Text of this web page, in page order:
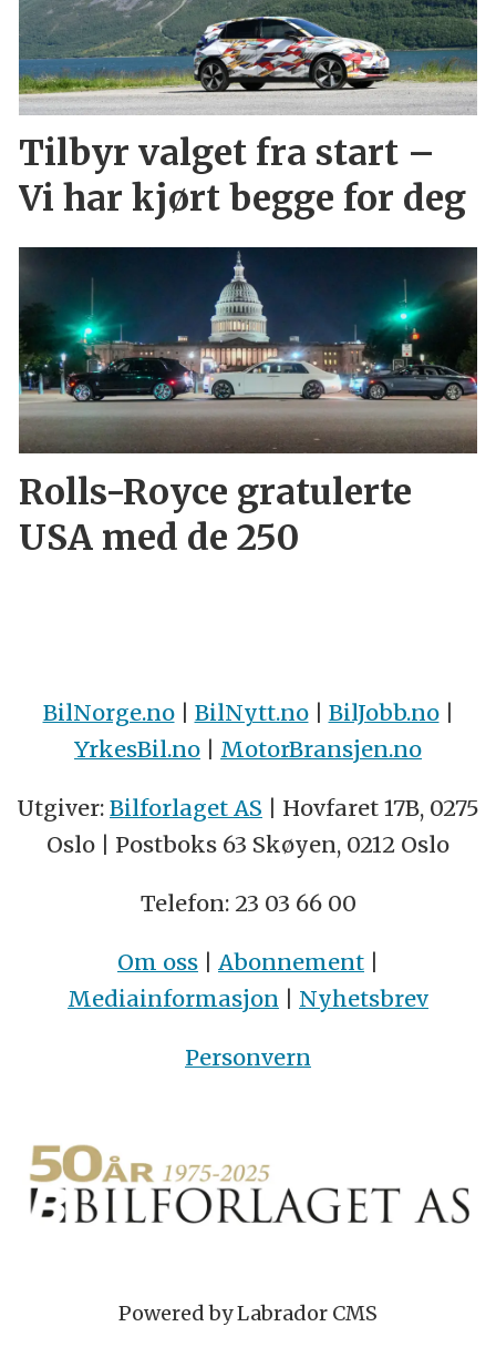
Tilbyr valget fra start –
Vi har kjørt begge for deg
Rolls-Royce gratulerte
USA med de 250
BilNorge.no| BilNytt.no| BilJobb.no|
YrkesBil.no | MotorBransjen.no
Utgiver: Bilforlaget AS | Hovfaret 17B, 0275
Oslo | Postboks 63 Skøyen, 0212 Oslo
Telefon: 23 03 66 00
Om oss | Abonnement |
Mediainformasjon | Nyhetsbrev
Personvern
Powered by Labrador CMS